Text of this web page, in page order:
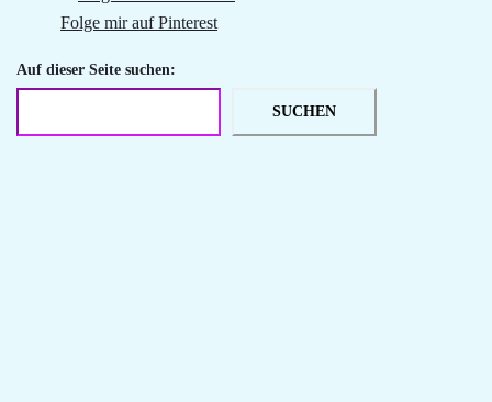
Folge mir auf Pinterest
Auf dieser Seite suchen:
SUCHEN